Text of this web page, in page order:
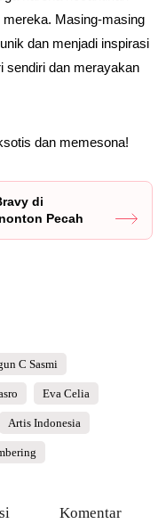
Masing-masing
dan menjadi inspirasi
sendiri dan merayakan
dan memesona!
di
Pecah
C Sasmi
Eva Celia
Artis Indonesia
Komentar